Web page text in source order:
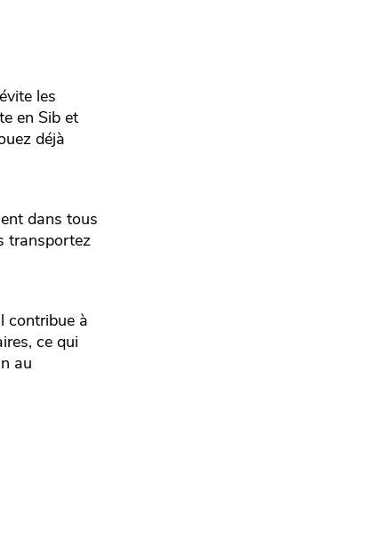
les
en Sib et
déjà
dans tous
transportez
contribue à
ce qui
au